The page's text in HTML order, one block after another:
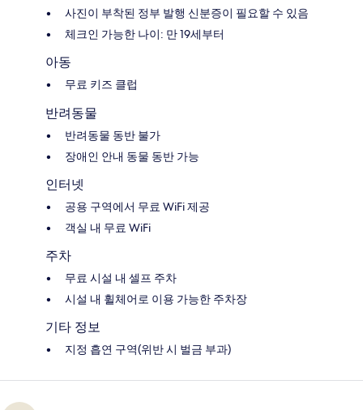
사진이 부착된 정부 발행 신분증이 필요할 수 있음
체크인 가능한 나이: 만 19세부터
아동
무료 키즈 클럽
반려동물
반려동물 동반 불가
장애인 안내 동물 동반 가능
인터넷
공용 구역에서 무료 WiFi 제공
객실 내 무료 WiFi
주차
무료 시설 내 셀프 주차
시설 내 휠체어로 이용 가능한 주차장
기타 정보
지정 흡연 구역(위반 시 벌금 부과)